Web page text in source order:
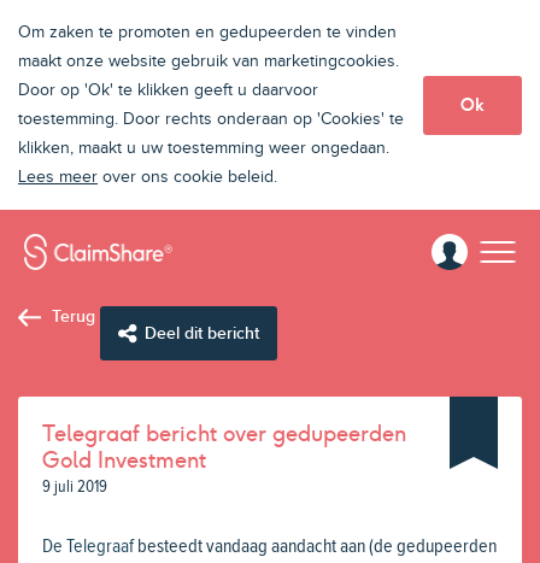
Om zaken te promoten en gedupeerden te vinden
maakt onze website gebruik van marketingcookies.
Door op 'Ok' te klikken geeft u daarvoor
toestemming. Door rechts onderaan op 'Cookies' te
klikken, maakt u uw toestemming weer ongedaan.
Lees meer over ons cookie beleid.
Ok
Terug
Deel dit bericht
Telegraaf bericht over gedupeerden
Gold Investment
9 juli 2019
De Telegraafbesteedt vandaag aandacht aan (de gedupeerden